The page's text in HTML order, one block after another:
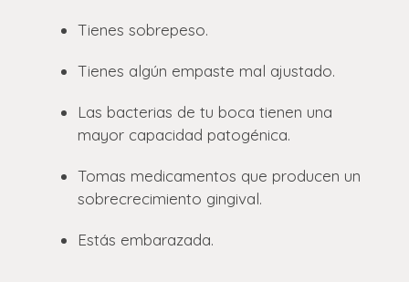
Tienes sobrepeso.
Tienes algún empaste mal ajustado.
Las bacterias de tu boca tienen una
mayor capacidad patogénica.
Tomas medicamentos que producen un
sobrecrecimiento gingival.
Estás embarazada.